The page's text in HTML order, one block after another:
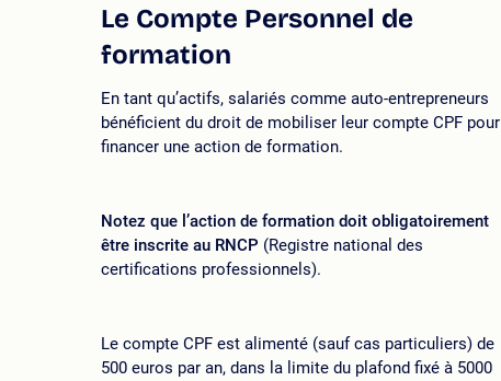
Le Compte Personnel de
formation
En tant qu’actifs, salariés comme auto-entrepreneurs
bénéficient du droit de mobiliser leur compte CPF pour
financer une action de formation.
Notez que l’action de formation doit obligatoirement
être inscrite au RNCP (Registre national des
certifications professionnels).
Le compte CPF est alimenté (sauf cas particuliers) de
500 euros par an, dans la limite du plafond fixé à 5000